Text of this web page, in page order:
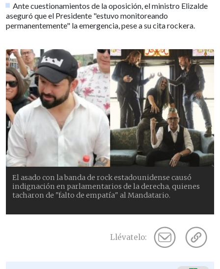
Ante cuestionamientos de la oposición, el ministro Elizalde
aseguró que el Presidente "estuvo monitoreando
permanentemente" la emergencia, pese a su cita rockera.
El asado con la banda de rock estadounidense causó
indignación en parlamentarios de la derecha, quienes
tacharon de "falto de empatía" al Mandatario.
Llévatelo: